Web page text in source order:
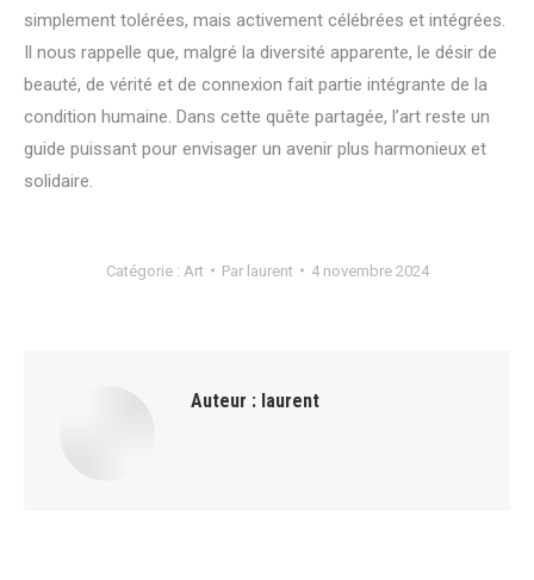
simplement tolérées, mais activement célébrées et intégrées.
Il nous rappelle que, malgré la diversité apparente, le désir de
beauté, de vérité et de connexion fait partie intégrante de la
condition humaine. Dans cette quête partagée, l’art reste un
guide puissant pour envisager un avenir plus harmonieux et
solidaire.
Catégorie : Art Par laurent 4 novembre 2024
Auteur : laurent